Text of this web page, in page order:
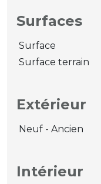
Surfaces
Surface
Surface terrain
Extérieur
Neuf - Ancien
Intérieur